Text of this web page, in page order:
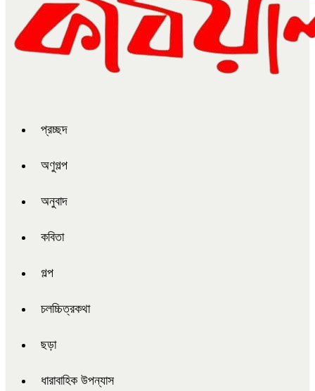
প্রচ্ছদ
অণুগল্প
অনুবাদ
কবিতা
গল্প
চলচ্চিত্রকথা
ছড়া
ধারাবাহিক উপন্যাস